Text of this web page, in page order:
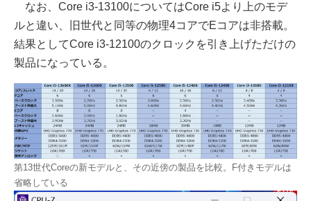
なお、Core i3-13100についてはCore i5より上のモデ
ルと違い、旧世代と同等の物理4コアでEコアは非搭載。
結果としてCore i3-12100のクロックを引き上げただけの
製品になっている。
第13世代Coreの新モデルと、その近傍の製品を比較。F付きモデルは
省略している